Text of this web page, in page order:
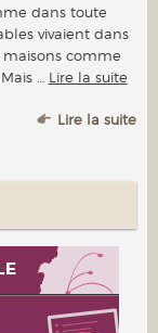
dans toute
vivaient dans
comme
… Lire la suite
Lire la suite